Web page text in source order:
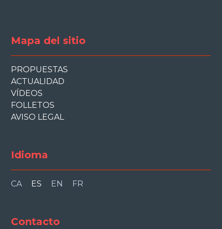
Mapa del sitio
PROPUESTAS
ACTUALIDAD
VÍDEOS
FOLLETOS
AVISO LEGAL
Idioma
CA ES EN FR
Contacto